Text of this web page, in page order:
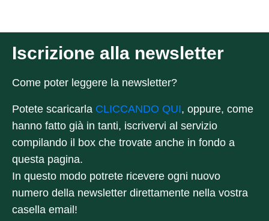
Iscrizione alla newsletter
Come poter leggere la newsletter?
Potete scaricarla CLICCANDO QUI, oppure, come
hanno fatto già in tanti, iscrivervi al servizio
compilando il box che trovate anche in fondo a
questa pagina.
In questo modo potrete ricevere ogni nuovo
numero della newsletter direttamente nella vostra
casella email!